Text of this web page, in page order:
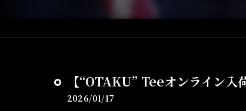
【“OTAKU” Teeオンライン
2026/01/17